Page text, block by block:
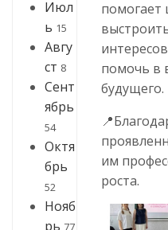
Июл
ь 15
Авгу
ст 8
Сент
ябрь
54
Октя
брь
52
Нояб
рь
помогает
помочь в
будущего.
им
роста.